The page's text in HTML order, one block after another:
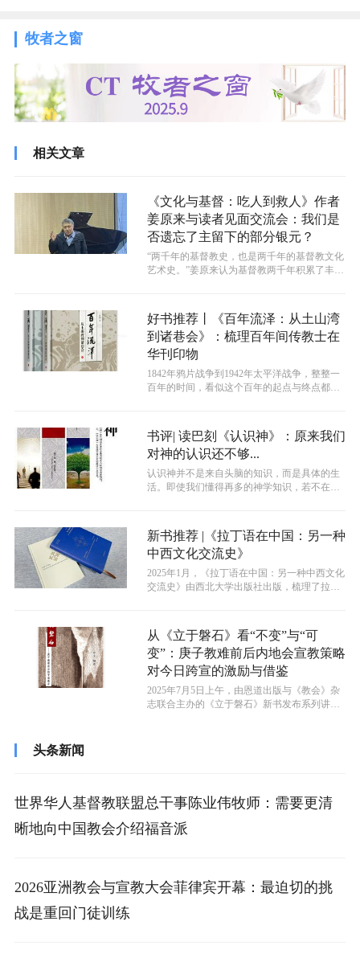
牧者之窗
相关文章
《文化与基督：吃人到救人》作者
姜原来与读者见面交流会：我们是
否遗忘了主留下的部分银元？
“两千年的基督教史，也是两千年的基督教文化
艺术史。”姜原来认为基督教两千年积累了丰富
好书推荐丨《百年流泽：从土山湾
到诸巷会》：梳理百年间传教士在
华刊印物
1842年鸦片战争到1942年太平洋战争，整整一
百年的时间，看似这个百年的起点与终点都处
书评| 读巴刻《认识神》：原来我们
对神的认识还不够...
认识神并不是来自头脑的知识，而是具体的生
活。即使我们懂得再多的神学知识，若不在认
新书推荐 |《拉丁语在中国：另一种
中西文化交流史》
2025年1月，《拉丁语在中国：另一种中西文化
交流史》由西北大学出版社出版，梳理了拉丁
从《立于磐石》看“不变”与“可
变”：庚子教难前后内地会宣教策略
对今日跨宣的激励与借鉴
2025年7月5日上午，由恩道出版与《教会》杂
志联合主办的《立于磐石》新书发布系列讲座
头条新闻
世界华人基督教联盟总干事陈业伟牧师：需要更清
晰地向中国教会介绍福音派
2026亚洲教会与宣教大会菲律宾开幕：最迫切的挑
战是重回门徒训练